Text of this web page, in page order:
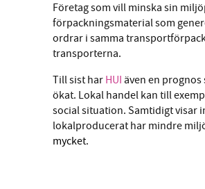
Företag som vill minska sin
förpackningsmaterial som
ordrar i samma
transporterna.
Till sist har HUI även en
ökat. Lokal handel kan till
social situation. Samtidigt visar
lokalproducerat har mindre
mycket.